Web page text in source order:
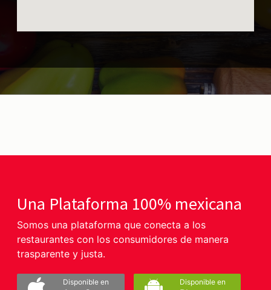
Una Plataforma 100% mexicana
Somos una plataforma que conecta a los
restaurantes con los consumidores de manera
trasparente y justa.
Disponible en Disponible en